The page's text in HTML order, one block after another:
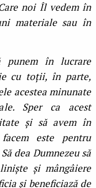
noi Îl vedem în
materiale sau în
punem în lucrare
cu toții, în parte,
acestea minunate
Sper ca acest
și să avem în
este pentru
dea Dumnezeu să
și mângâiere
și beneficiază de